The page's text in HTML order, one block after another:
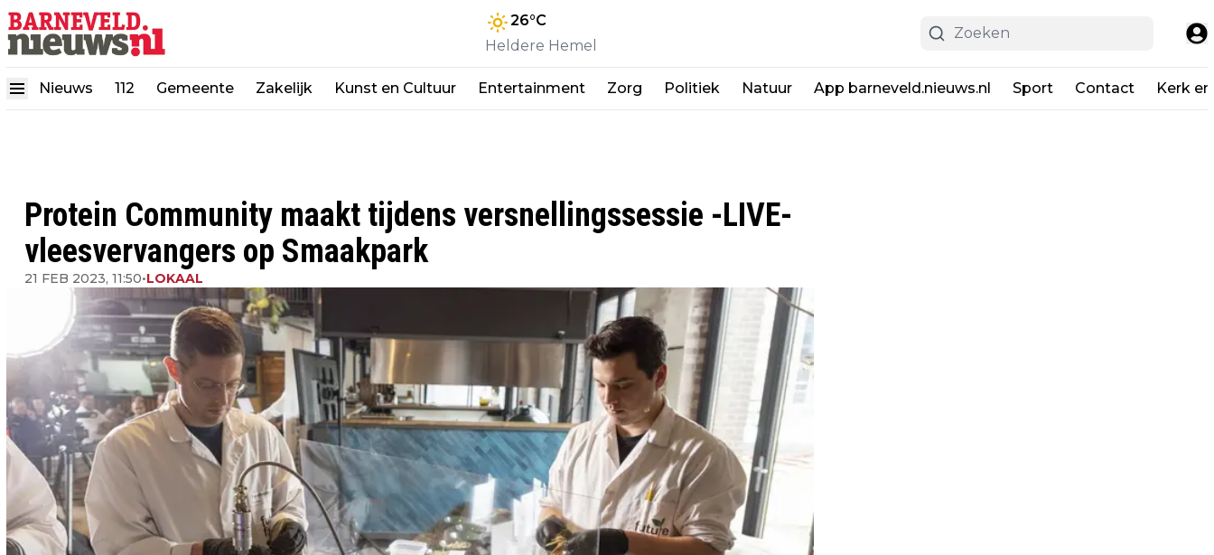
26°C
Heldere Hemel
Nieuws 112 Gemeente Zakelijk Kunst en Cultuur Entertainment Zorg Politiek Natuur App barneveld.nieuws.nl Sport Contact Kerk
Protein Community maakt tijdens versnellingssessie -LIVE-
vleesvervangers op Smaakpark
21 FEB 2023, 11:50•LOKAAL